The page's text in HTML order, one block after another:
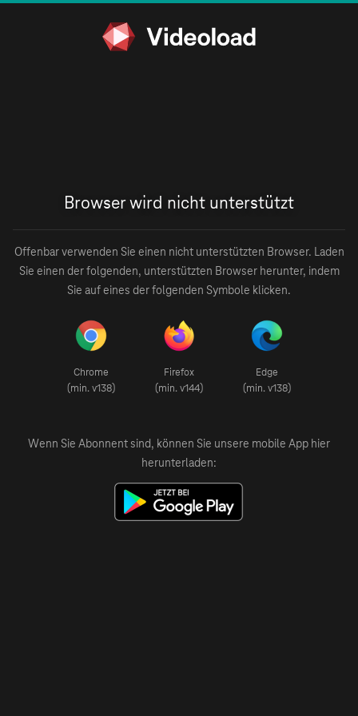
Browser wird nicht unterstützt
Offenbar verwenden Sie einen nicht unterstützten Browser. Laden
Sie einen der folgenden, unterstützten Browser herunter, indem
Sie auf eines der folgenden Symbole klicken.
Chrome
(min. v138)
Firefox
(min. v144)
Edge
(min. v138)
Wenn Sie Abonnent sind, können Sie unsere mobile App hier
herunterladen: